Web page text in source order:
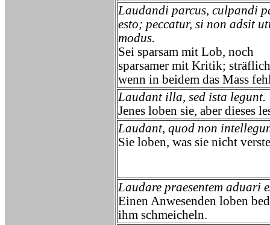
Laudandi parcus, culpandi
esto; peccatur, si non adsit
modus.
Sei sparsam mit Lob, noch
sparsamer mit Kritik;
wenn in beidem das Mass
Laudant illa, sed ista legunt.
Jenes loben sie, aber dieses
Laudant, quod non
Sie loben, was sie nicht
Laudare praesentem aduari
Einen Anwesenden loben
ihm schmeicheln.